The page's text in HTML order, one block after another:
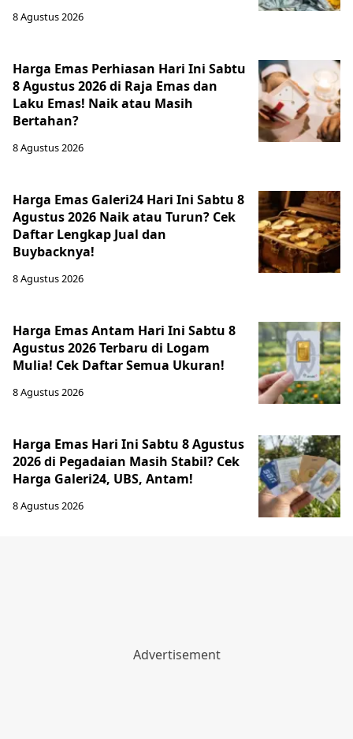
8 Agustus 2026
Harga Emas Perhiasan Hari Ini Sabtu
8 Agustus 2026 di Raja Emas dan
Laku Emas! Naik atau Masih
Bertahan?
8 Agustus 2026
Harga Emas Galeri24 Hari Ini Sabtu 8
Agustus 2026 Naik atau Turun? Cek
Daftar Lengkap Jual dan
Buybacknya!
8 Agustus 2026
Harga Emas Antam Hari Ini Sabtu 8
Agustus 2026 Terbaru di Logam
Mulia! Cek Daftar Semua Ukuran!
8 Agustus 2026
Harga Emas Hari Ini Sabtu 8 Agustus
2026 di Pegadaian Masih Stabil? Cek
Harga Galeri24, UBS, Antam!
8 Agustus 2026